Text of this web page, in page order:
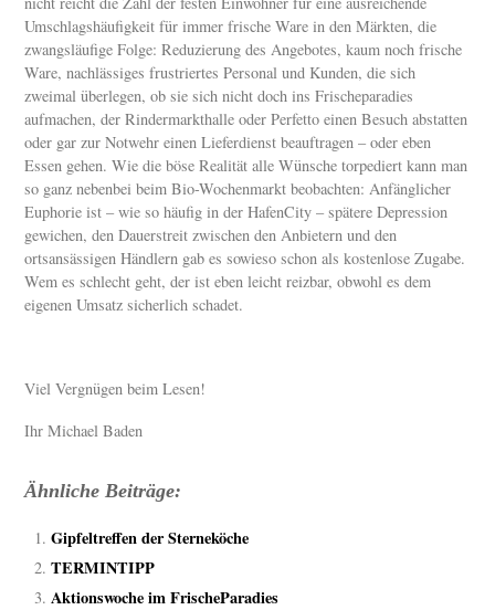
Umschlagshäufigkeit für immer frische Ware in den Märkten, die
zwangsläufige Folge: Reduzierung des Angebotes, kaum noch frische
Ware, nachlässiges frustriertes Personal und Kunden, die sich
zweimal überlegen, ob sie sich nicht doch ins Frischeparadies
aufmachen, der Rindermarkthalle oder Perfetto einen Besuch abstatten
oder gar zur Notwehr einen Lieferdienst beauftragen – oder eben
Essen gehen. Wie die böse Realität alle Wünsche torpediert kann man
so ganz nebenbei beim Bio-Wochenmarkt beobachten: Anfänglicher
Euphorie ist – wie so häufig in der HafenCity – spätere Depression
gewichen, den Dauerstreit zwischen den Anbietern und den
ortsansässigen Händlern gab es sowieso schon als kostenlose Zugabe.
Wem es schlecht geht, der ist eben leicht reizbar, obwohl es dem
eigenen Umsatz sicherlich schadet.
Viel Vergnügen beim Lesen!
Ihr Michael Baden
Ähnliche Beiträge:
Gipfeltreffen der Sterneköche
TERMINTIPP
Aktionswoche im FrischeParadies